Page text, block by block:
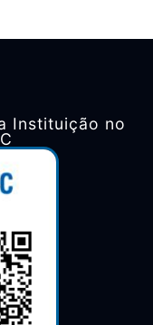
Instituição no